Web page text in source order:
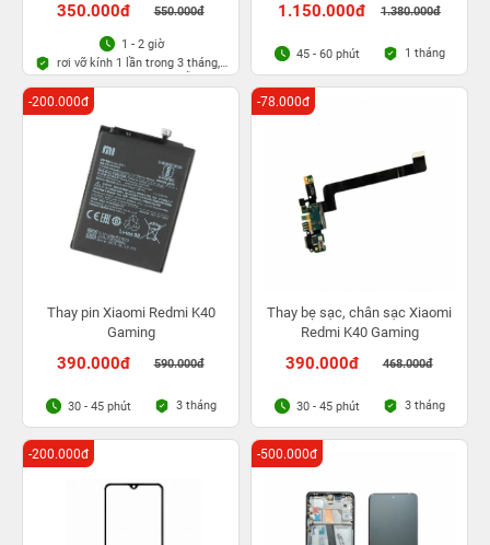
350.000đ 550.000đ
1 - 2 giờ
rơi vỡ kính 1 lần trong 3 tháng,
Bảo hành bụi bọt vĩnh viễn
1.150.000đ 1.380.000đ
45 - 60 phút 1 tháng
Thay pin Xiaomi Redmi K40
Gaming
390.000đ 590.000đ
-200.000đ
30 - 45 phút 3 tháng
Thay bẹ sạc, chân sạc Xiaomi
Redmi K40 Gaming
390.000đ 468.000đ
-78.000đ
30 - 45 phút 3 tháng
-200.000đ -500.000đ